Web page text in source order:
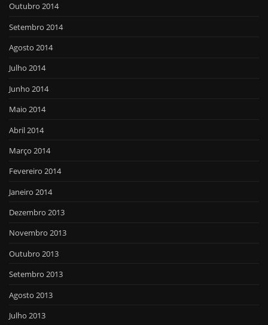
Outubro 2014
Setembro 2014
Agosto 2014
Julho 2014
Junho 2014
Maio 2014
Abril 2014
Março 2014
Fevereiro 2014
Janeiro 2014
Dezembro 2013
Novembro 2013
Outubro 2013
Setembro 2013
Agosto 2013
Julho 2013